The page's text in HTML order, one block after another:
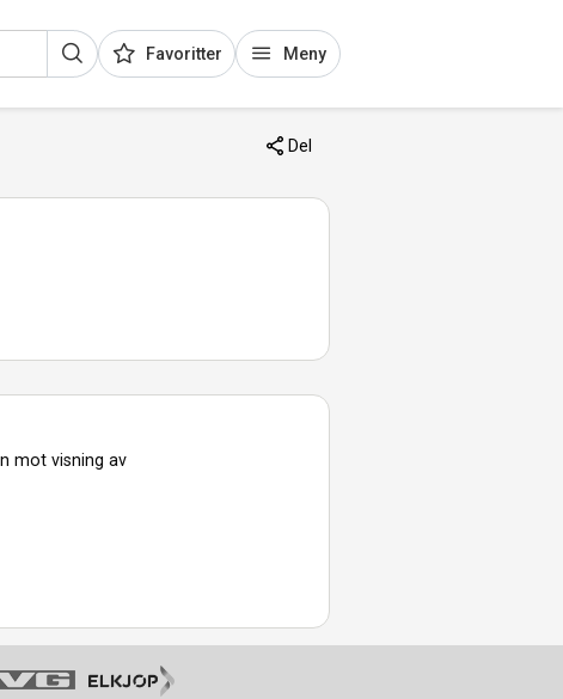
Favoritter Meny
Del
mot visning av